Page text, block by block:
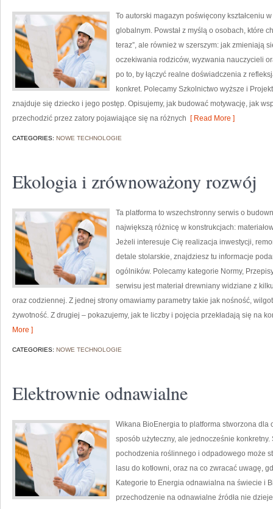
To autorski magazyn poświęcony kształceniu
globalnym. Powstał z myślą o osobach, które
teraz”, ale również w szerszym: jak zmieniają
oczekiwania rodziców, wyzwania nauczycieli
po to, by łączyć realne doświadczenia z
konkret. Polecamy Szkolnictwo wyższe i
znajduje się dziecko i jego postęp. Opisujemy, jak budować motywację, jak
przechodzić przez zatory pojawiające się na różnych [ Read More ]
CATEGORIES: NOWE TECHNOLOGIE
Ekologia i zrównoważony rozwój
Ta platforma to wszechstronny serwis o
największą różnicę w konstrukcjach:
Jeżeli interesuje Cię realizacja inwestycji,
detale stolarskie, znajdziesz tu informacje
ogólników. Polecamy kategorie Normy,
serwisu jest materiał drewniany widziane z
oraz codziennej. Z jednej strony omawiamy parametry takie jak nośność,
żywotność. Z drugiej – pokazujemy, jak te liczby i pojęcia przekładają się na
More ]
CATEGORIES: NOWE TECHNOLOGIE
Elektrownie odnawialne
Wikana BioEnergia to platforma stworzona
sposób użyteczny, ale jednocześnie
pochodzenia roślinnego i odpadowego może
lasu do kotłowni, oraz na co zwracać uwagę,
Kategorie to Energia odnawialna na świecie i
przechodzenie na odnawialne źródła nie